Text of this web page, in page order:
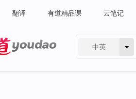
翻译 有道精品课 云笔记
中英